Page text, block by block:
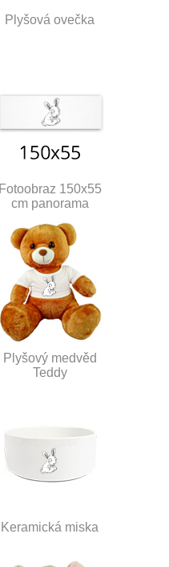
Plyšová ovečka
Fotoobraz 150x55
cm panorama
Plyšový medvěd
Teddy
Keramická miska